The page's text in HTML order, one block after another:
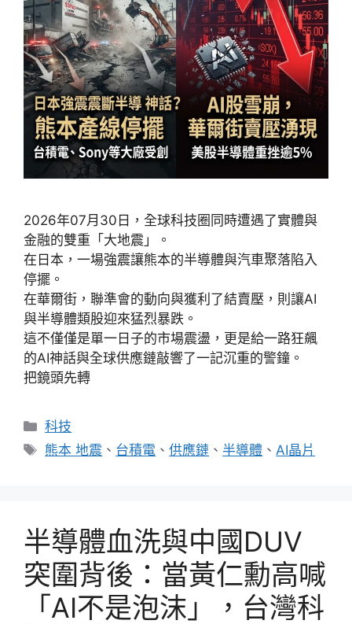
2026年07月30日，全球科技圈同時遭遇了實體與
金融的雙重「大地震」。
在日本，一場強震讓熊本的半導體與汽車聚落陷入
停擺。
在華爾街，聯準會的動向與獲利了結賣壓，則讓AI
與半導體類股迎來猛烈暴跌。
這不僅僅是單一日子的市場震盪，更是給一路狂飆
的AI神話與全球供應鏈敲響了一記沉重的警鐘。
把鏡頭先轉
分
類
科技
標
熊本 地震 、 台積電 、供應鏈 、半導體 、AI晶片
半導體血洗與中國DUV
突圍背後：當黃仁勳高喊
「AI不是泡沫」，台灣科